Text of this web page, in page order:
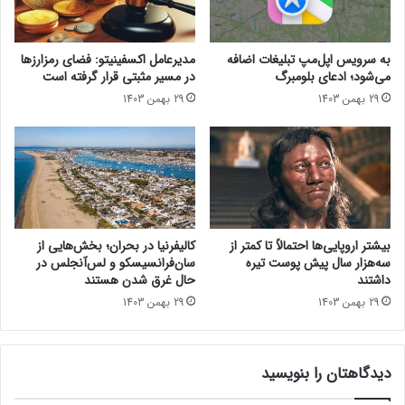
و
ا
ت
س‌
ا
پ
ر
ا
ش
ه
ا
س
ن
پ
د
ا
گ
ن
۸
ا
ی
د
به سرویس اپل‌مپ تبلیغات اضافه
می‌شود؛ ادعای بلومبرگ
29 بهمن 1403
مدیرعامل اکسفینیتو:‌ فضای رمزارزها
در مسیر مثبتی قرار گرفته است
29 بهمن 1403
بیشتر اروپایی‌ها احتمالاً تا کمتر از
سه‌هزار سال پیش پوست تیره
داشتند
29 بهمن 1403
کالیفرنیا در بحران؛ بخش‌هایی از
سان‌فرانسیسکو و لس‌آنجلس در
حال غرق شدن هستند
29 بهمن 1403
دیدگاهتان را بنویسید